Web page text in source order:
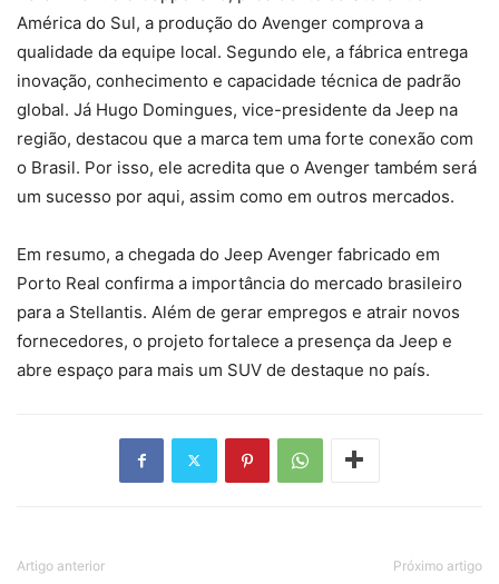
América do Sul, a produção do Avenger comprova a
qualidade da equipe local. Segundo ele, a fábrica entrega
inovação, conhecimento e capacidade técnica de padrão
global. Já Hugo Domingues, vice-presidente da Jeep na
região, destacou que a marca tem uma forte conexão com
o Brasil. Por isso, ele acredita que o Avenger também será
um sucesso por aqui, assim como em outros mercados.
Em resumo, a chegada do Jeep Avenger fabricado em
Porto Real confirma a importância do mercado brasileiro
para a Stellantis. Além de gerar empregos e atrair novos
fornecedores, o projeto fortalece a presença da Jeep e
abre espaço para mais um SUV de destaque no país.
Artigo anterior Próximo artigo